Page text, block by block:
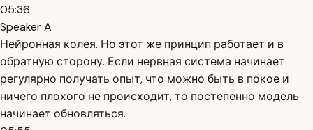
05:36
Speaker A
Нейронная колея. Но этот же принцип работает и в
обратную сторону. Если нервная система начинает
регулярно получать опыт, что можно быть в покое и
ничего плохого не происходит, то постепенно модель
начинает обновляться.